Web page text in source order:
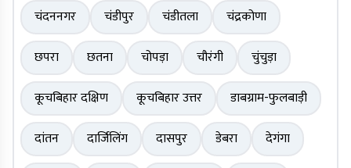
चंदननगर
चंडीपुर चंडीतला
चंद्रकोणा
छपरा
छतना चोपड़ा चौरंगी
चुंचुड़ा
कूचबिहार दक्षिण
कूचबिहार उत्तर
डाबग्राम-फुलबाड़ी
दांतन
दार्जिलिंग दासपुर डेबरा
देगंगा